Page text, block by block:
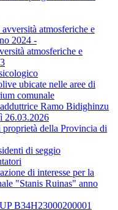
atmosferiche e
2024 -
atmosferiche e
ubicate nelle aree di
comunale
Ramo Bidighinzu
26.03.2026
della Provincia di
di seggio
di interesse per la
"Stanis Ruinas" anno
B34H23000200001